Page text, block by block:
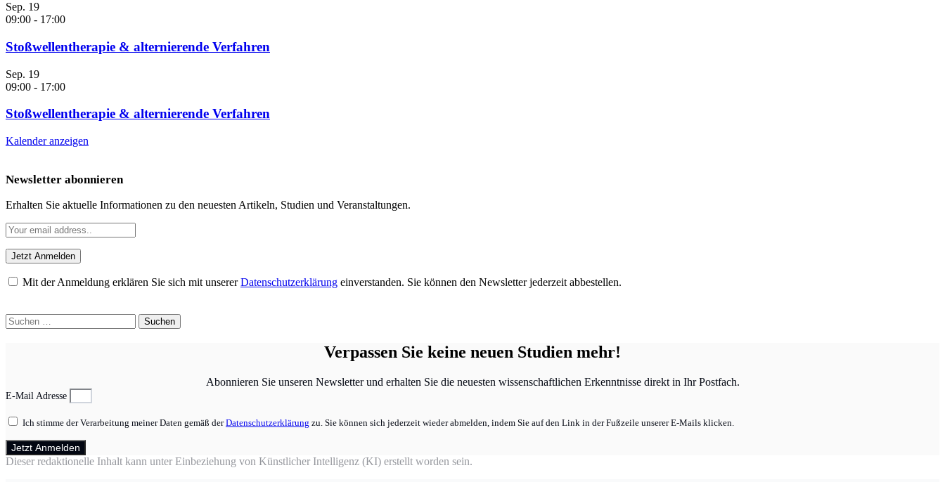
Sep. 19
09:00 - 17:00
Stoßwellentherapie & alternierende Verfahren
Sep. 19
09:00 - 17:00
Stoßwellentherapie & alternierende Verfahren
Kalender anzeigen
Newsletter abonnieren
Erhalten Sie aktuelle Informationen zu den neuesten Artikeln, Studien und Veranstaltungen.
Mit der Anmeldung erklären Sie sich mit unsererDatenschutzerklärung einverstanden. Sie können den Newsletter jederzeit abbestellen.
Suchen
nach:
Verpassen Sie keine neuen Studien mehr!
Abonnieren Sie unseren Newsletter und erhalten Sie die neuesten wissenschaftlichen Erkenntnisse direkt in Ihr Postfach.
E-Mail Adresse
Ich stimme der Verarbeitung meiner Daten gemäß derDatenschutzerklärung zu. Sie können sich jederzeit wieder abmelden, indem Sie auf den Link in der Fußzeile unserer E-Mails klicken.
Jetzt Anmelden
Dieser redaktionelle Inhalt kann unter Einbeziehung von Künstlicher Intelligenz (KI) erstellt worden sein.